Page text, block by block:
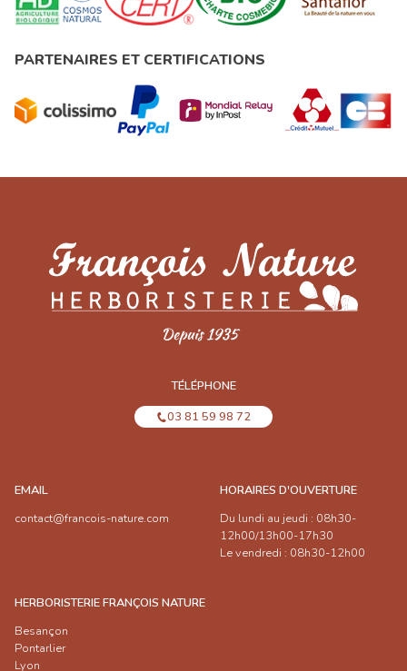
PARTENAIRES ET CERTIFICATIONS
TÉLÉPHONE
03 81 59 98 72
EMAIL
contact@francois-nature.com
HORAIRES D'OUVERTURE
Du lundi au jeudi : 08h30-
12h00/13h00-17h30
Le vendredi : 08h30-12h00
HERBORISTERIE FRANÇOIS NATURE
Besançon
Pontarlier
Lyon